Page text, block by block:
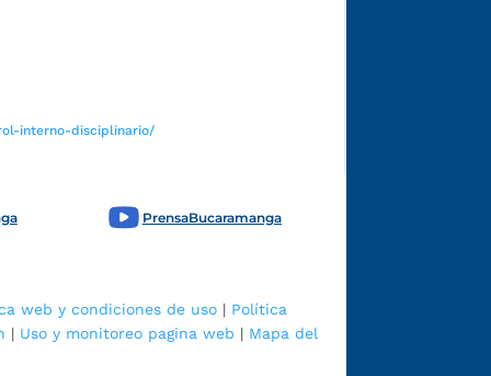
interno-disciplinario/
PrensaBucaramanga
web y condiciones de uso | Política
| Uso y monitoreo pagina web | Mapa del